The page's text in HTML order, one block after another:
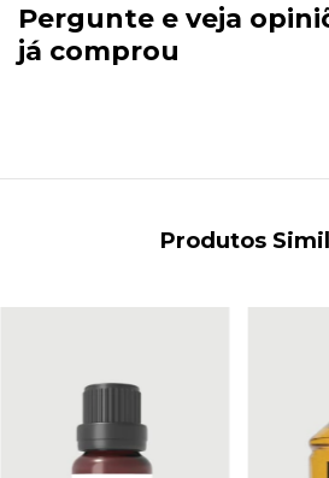
Pergunte e veja
já comprou
Produtos